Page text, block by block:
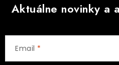
Aktuálne novinky a
Email